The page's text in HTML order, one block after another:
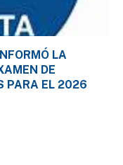
LA
DE
PARA EL 2026